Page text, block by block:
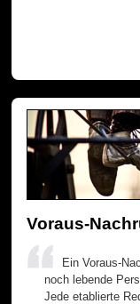
Voraus-
Ein Voraus-
noch lebende
Jede etablierte